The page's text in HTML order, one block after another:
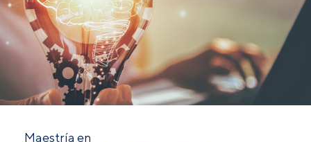
Maestría en